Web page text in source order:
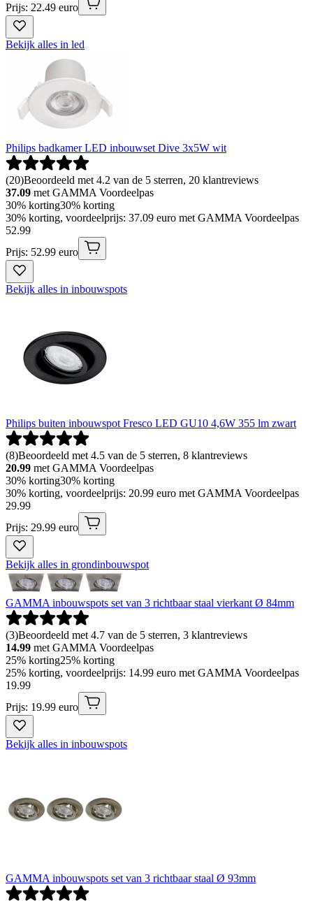
Prijs: 22.49 euro
Bekijk alles in led
Philips badkamer LED inbouwset Dive 3x5W wit
(20)Beoordeeld met 4.2 van de 5 sterren, 20 klantreviews
37.09 met GAMMA Voordeelpas
30% korting30% korting
30% korting, voordeelprijs: 37.09 euro met GAMMA Voordeelpas
52.99
Prijs: 52.99 euro
Bekijk alles in inbouwspots
Philips buiten inbouwspot Fresco LED GU10 4,6W 355 lm zwart
(8)Beoordeeld met 4.5 van de 5 sterren, 8 klantreviews
20.99 met GAMMA Voordeelpas
30% korting30% korting
30% korting, voordeelprijs: 20.99 euro met GAMMA Voordeelpas
29.99
Prijs: 29.99 euro
Bekijk alles in grondinbouwspot
GAMMA inbouwspots set van 3 richtbaar staal vierkant Ø 84mm
(3)Beoordeeld met 4.7 van de 5 sterren, 3 klantreviews
14.99 met GAMMA Voordeelpas
25% korting25% korting
25% korting, voordeelprijs: 14.99 euro met GAMMA Voordeelpas
19.99
Prijs: 19.99 euro
Bekijk alles in inbouwspots
GAMMA inbouwspots set van 3 richtbaar staal Ø 93mm